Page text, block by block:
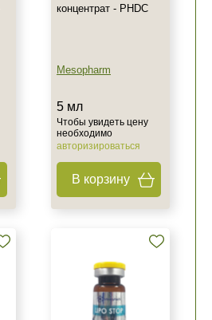
концентрат - PHDC
Mesopharm
5 мл
Чтобы увидеть цену
необходимо
авторизироваться
В корзину